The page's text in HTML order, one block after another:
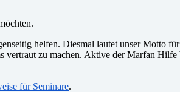
helfen. Diesmal lautet unser Motto
zu machen. Aktive der Marfan
für Seminare.